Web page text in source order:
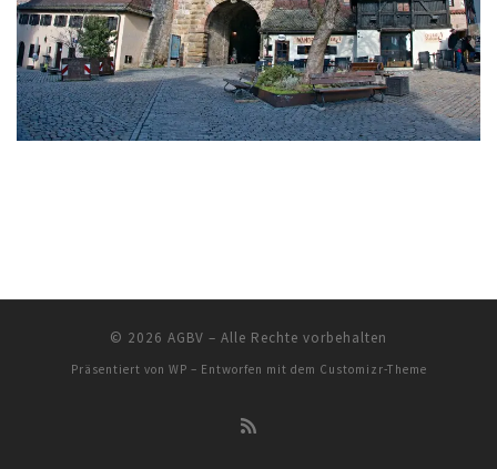
© 2026 AGBV – Alle Rechte vorbehalten
Präsentiert von WP – Entworfen mit dem Customizr-Theme